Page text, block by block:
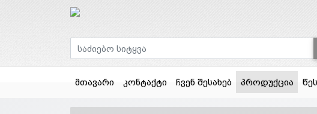
მთავარი კონტაქტი ჩვენ შესახებ პროდუქცია